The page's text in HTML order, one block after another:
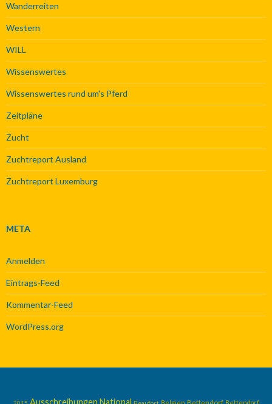
Wanderreiten
Western
WILL
Wissenswertes
Wissenswertes rund um's Pferd
Zeitpläne
Zucht
Zuchtreport Ausland
Zuchtreport Luxemburg
META
Anmelden
Eintrags-Feed
Kommentar-Feed
WordPress.org